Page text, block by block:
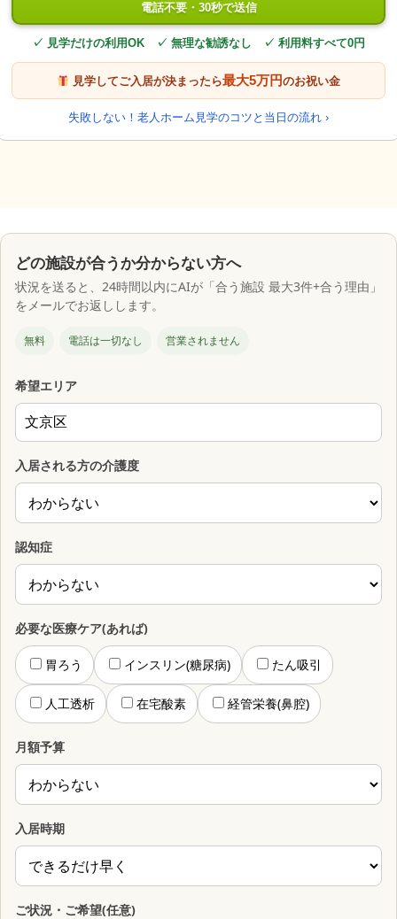
電話不要・30秒で送信
✓ 見学だけの利用OK ✓ 無理な勧誘なし ✓ 利用料すべて0円
見学してご入居が決まったら最大5万円のお祝い金
失敗しない！老人ホーム見学のコツと当日の流れ ›
どの施設が合うか分からない方へ
状況を送ると、24時間以内にAIが「合う施設 最大3件+合う理由」
をメールでお返しします。
無料 電話は一切なし 営業されません
希望エリア
入居される方の介護度
認知症
必要な医療ケア(あれば)
胃ろう インスリン(糖尿病) たん吸引
人工透析 在宅酸素 経管栄養(鼻腔)
月額予算
入居時期
ご状況・ご希望(任意)